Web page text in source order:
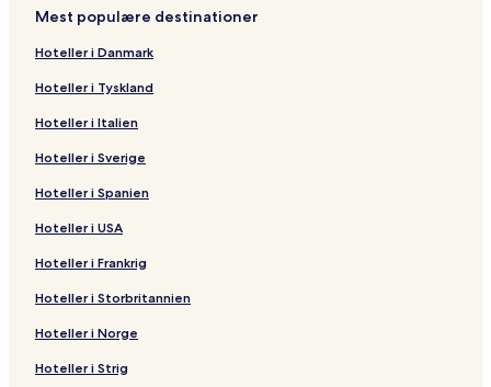
Mest populære destinationer
Hoteller i Danmark
Hoteller i Tyskland
Hoteller i Italien
Hoteller i Sverige
Hoteller i Spanien
Hoteller i USA
Hoteller i Frankrig
Hoteller i Storbritannien
Hoteller i Norge
Hoteller i Strig